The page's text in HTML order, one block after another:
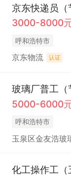
京东快递员（
3000-8000
呼和浩特市
京东物流 认证
玻璃厂普工（
5000-6000
呼和浩特市
玉泉区金友浩玻
化工操作工（